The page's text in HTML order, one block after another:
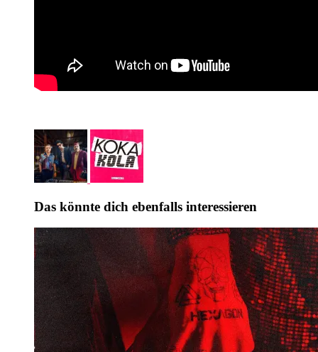
Das könnte dich ebenfalls interessieren